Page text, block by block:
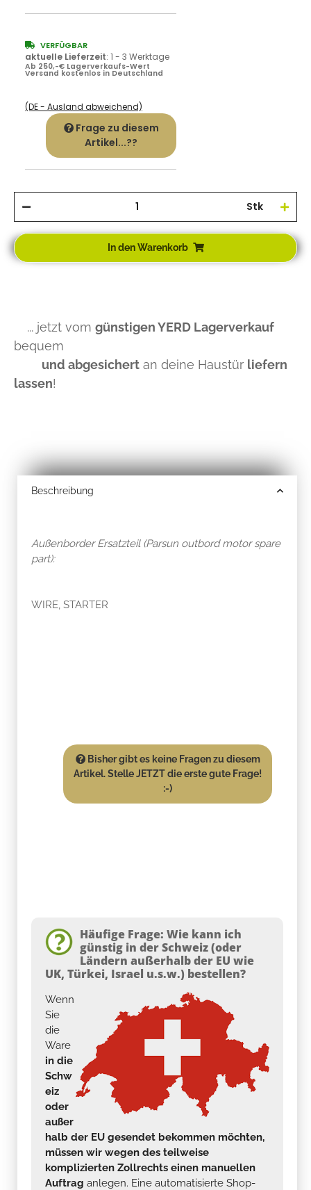
VERFÜGBAR
aktuelle Lieferzeit: 1 - 3 Werktage
Ab 250,-€ Lagerverkaufs-Wert
Versand kostenlos in Deutschland
(DE - Ausland abweichend)
Frage zu diesem
Artikel...??
Stk
In den Warenkorb
... jetzt vom günstigen YERD Lagerverkauf
bequem
und abgesichert an deine Haustür liefern
lassen!
Beschreibung
Außenborder Ersatzteil (Parsun outbord motor spare
part):
WIRE, STARTER
Bisher gibt es keine Fragen zu diesem
Artikel. Stelle JETZT die erste gute Frage!
:-)
Häufige Frage: Wie kann ich
günstig in der Schweiz (oder
Ländern außerhalb der EU wie
UK, Türkei, Israel u.s.w.) bestellen?
Wenn
Sie
die
Ware
in die
Schw
eiz
oder
außer
halb der EU gesendet bekommen möchten,
müssen wir wegen des teilweise
komplizierten Zollrechts einen manuellen
Auftrag anlegen. Eine automatisierte Shop-